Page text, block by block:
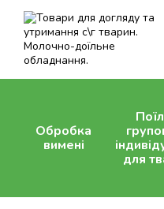
Перейти до основного
Обробка
вимені
для